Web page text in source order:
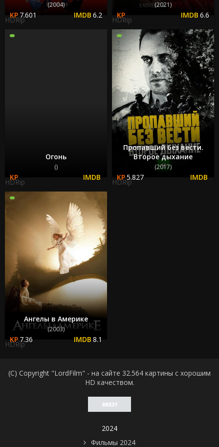
(2004)
7.601 6.2
HDRip
(2021)
6.6
HDRip
Огонь
()
HDRip
Пропавший без вести.
Второе дыхание
(2017)
5.827
HDRip
Ангелы в Америке
(2003)
7.36 8.1
HDRip
(C) Copyright "LordFilm" - на сайте 32.564 картины с хорошим
HD качеством.
2024
Фильмы 2024